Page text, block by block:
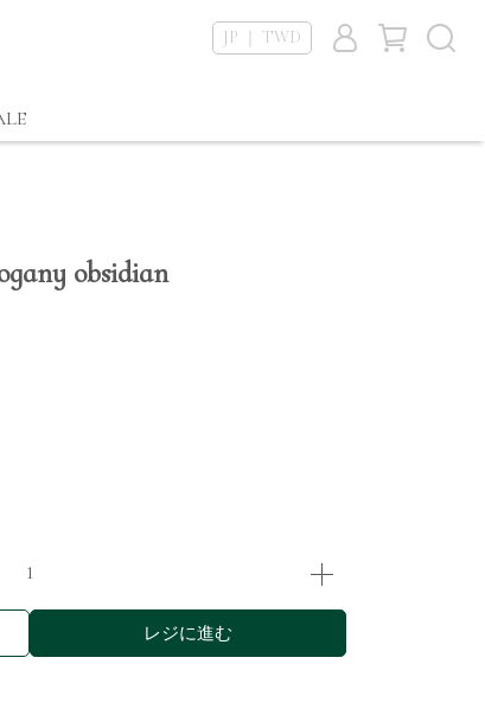
JP ｜ TWD
obsidian
レジに進む